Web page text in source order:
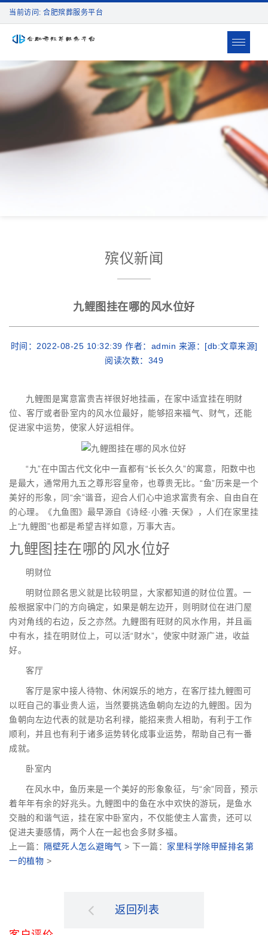
当前访问: 合肥殡葬服务平台
Toggle
殡仪新闻
九鲤图挂在哪的风水位好
时间：2022-08-25 10:32:39 作者：admin 来源：[db:文章来源]
阅读次数： 349
九鲤图是寓意富贵吉祥很好地挂画，在家中适宜挂在明财
位、客厅或者卧室内的风水位最好，能够招来福气、财气，还能
促进家中运势，使家人好运相伴。
“九”在中国古代文化中一直都有“长长久久”的寓意，阳数中也
是最大，通常用九五之尊形容皇帝，也尊贵无比。“鱼”历来是一个
美好的形象，同“余”谐音，迎合人们心中追求富贵有余、自由自在
的心理。《九鱼图》最早源自《诗经·小雅·天保》，人们在家里挂
上“九鲤图”也都是希望吉祥如意，万事大吉。
九鲤图挂在哪的风水位好
明财位
明财位顾名思义就是比较明显，大家都知道的财位位置。一
般根据家中门的方向确定，如果是朝左边开，则明财位在进门屋
内对角线的右边，反之亦然。九鲤图有旺财的风水作用，并且画
中有水，挂在明财位上，可以活“财水”，使家中财源广进，收益
好。
客厅
客厅是家中接人待物、休闲娱乐的地方，在客厅挂九鲤图可
以旺自己的事业贵人运，当然要挑选鱼朝向左边的九鲤图。因为
鱼朝向左边代表的就是功名利禄，能招来贵人相助，有利于工作
顺利，并且也有利于诸多运势转化成事业运势，帮助自己有一番
成就。
卧室内
在风水中，鱼历来是一个美好的形象象征，与“余”同音，预示
着年年有余的好兆头。九鲤图中的鱼在水中欢快的游玩，是鱼水
交融的和谐气运，挂在家中卧室内，不仅能使主人富贵，还可以
促进夫妻感情，两个人在一起也会多财多福。
上一篇：
隔壁死人怎么避晦气 > 下一篇： 家里科学除甲醛排名第
一的植物 >
返回列表